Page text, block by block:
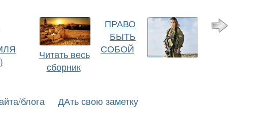
Читать весь
сборник
ПРАВО
БЫТЬ
СОБОЙ
блога ДАть свою заметку